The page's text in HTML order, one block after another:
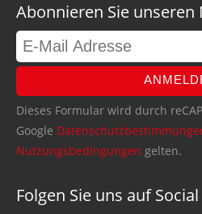
Abonnieren Sie
Dieses Formular wird durch
Google
Nutzungsbedingungen gelten.
Folgen Sie uns auf